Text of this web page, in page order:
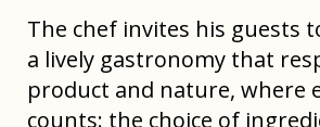
The chef invites his guests
a lively gastronomy that
product and nature, where
counts: the choice of